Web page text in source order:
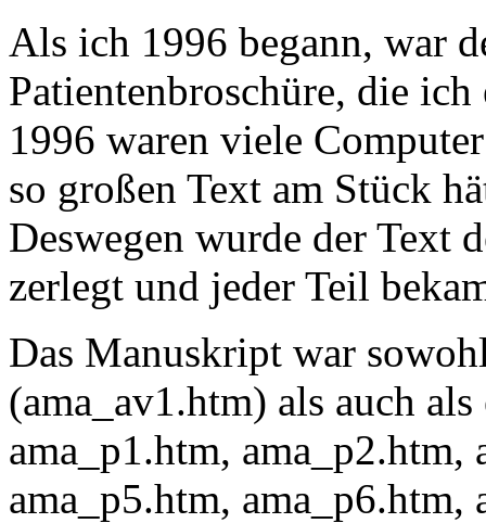
Als ich 1996 begann, war
Patientenbroschüre, die
1996 waren viele
so großen Text am Stück
Deswegen wurde der Text
zerlegt und jeder Teil
Das Manuskript war
(ama_av1.htm) als auch
ama_p1.htm, ama_p2.htm,
ama_p5.htm, ama_p6.htm,